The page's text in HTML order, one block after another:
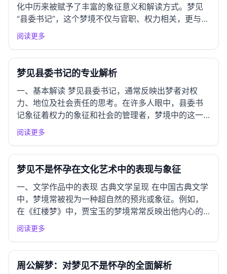
化中历来被赋予了丰富的象征意义和解读方式。梦见
“县委书记”，这个梦境不仅与官职、权力相关，更与个
人的生活状态、心理状况、社会关系等多方面息息相
解梦经典解读 基本解读 根据《周公解梦》的经典解
释，梦见官员通常...
阅读更多
梦见县委书记的专业解析
一、基本解读 梦见县委书记，通常反映出梦者对权
力、地位及社会责任的思考。在许多人眼中，县委书
记象征着权力的象征和社会的管理者，梦境中的这一
形象可能暗示着梦者在追求个人目标时所面临的外部
对未来发展的期望，展现出对事业发展的渴望和对社
会责任的思考。 情感指标...
阅读更多
梦见不是怀孕在文化艺术中的表现与象征
一、文学作品中的表现 古典文学呈现 在中国古典文学
中，梦境常被视为一种超自然的预兆或象征。例如，
在《红楼梦》中，贾宝玉的梦境常常反映出他内心的
矛盾与对现实的逃避，虽然梦中并未提及怀孕，但其
葛。此外，李白的《梦游天姥吟留别》描绘了梦境中
的自由与超越，虽然并...
阅读更多
周公解梦：对梦见不是怀孕的全面解析